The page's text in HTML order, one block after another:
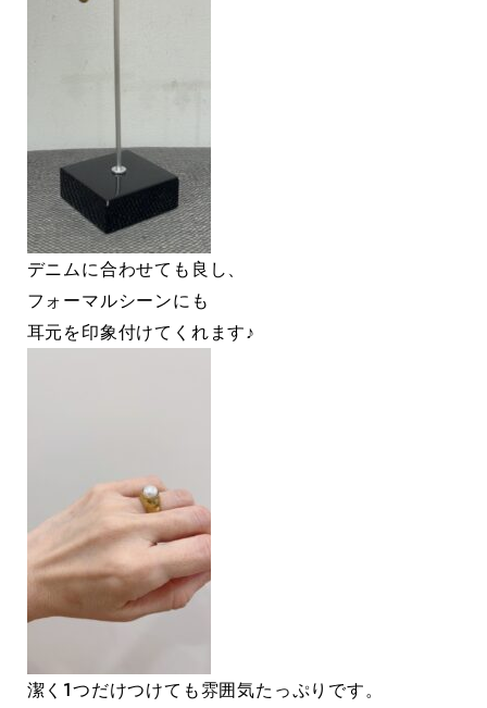
デニムに合わせても良し、
フォーマルシーンにも
耳元を印象付けてくれます♪
潔く1つだけつけても雰囲気たっぷりです。